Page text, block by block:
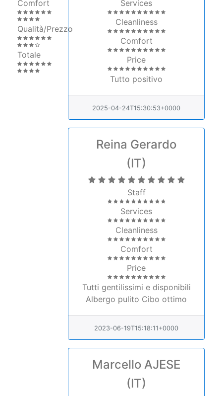
Qualità/Prezzo
Totale
Cleanliness
Comfort
Price
Tutto positivo
(IT)
Staff
Services
Cleanliness
Comfort
Price
Tutti gentilissimi e disponibili
Albergo pulito Cibo ottimo
(IT)